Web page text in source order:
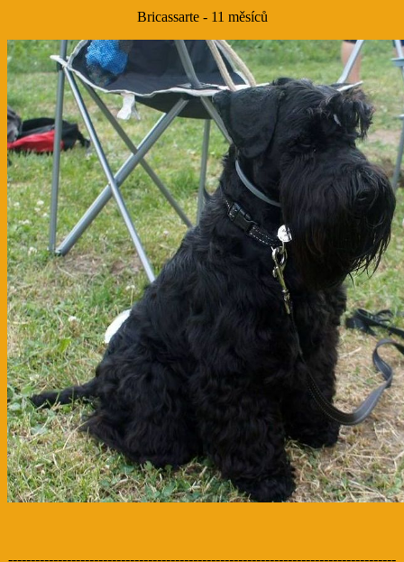
Bricassarte - 11 měsíců
--------------------------------------------------------------------------------------